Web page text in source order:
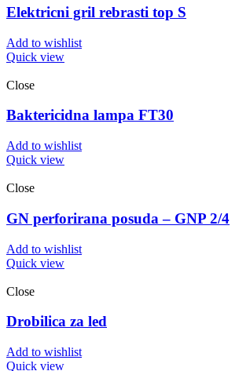
Elektricni gril rebrasti top S
Add to wishlist
Quick view
Close
Baktericidna lampa FT30
Add to wishlist
Quick view
Close
GN perforirana posuda – GNP 2/4
Add to wishlist
Quick view
Close
Drobilica za led
Add to wishlist
Quick view